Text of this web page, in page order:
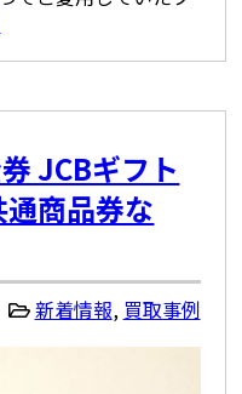
JCBギフト
商品券な
新着情報, 買取事例